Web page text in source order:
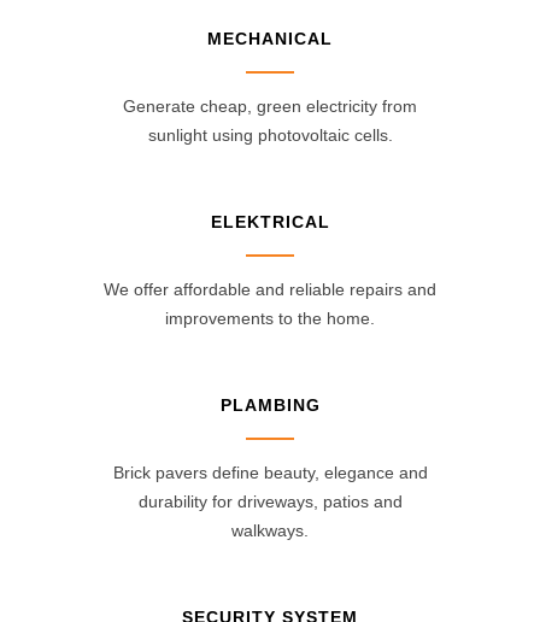
MECHANICAL
Generate cheap, green electricity from
sunlight using photovoltaic cells.
ELEKTRICAL
We offer affordable and reliable repairs and
improvements to the home.
PLAMBING
Brick pavers define beauty, elegance and
durability for driveways, patios and
walkways.
SECURITY SYSTEM